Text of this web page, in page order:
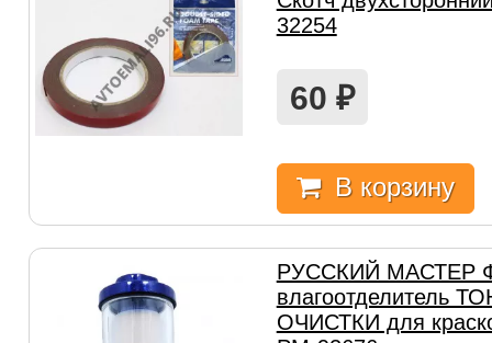
32254
60 ₽
В корзину
РУССКИЙ МАСТЕР
влагоотделитель
ОЧИСТКИ для